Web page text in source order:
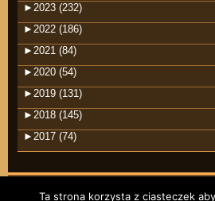
► 2023 (232)
► 2022 (186)
► 2021 (84)
► 2020 (54)
► 2019 (131)
► 2018 (145)
► 2017 (74)
Ta strona korzysta z ciasteczek